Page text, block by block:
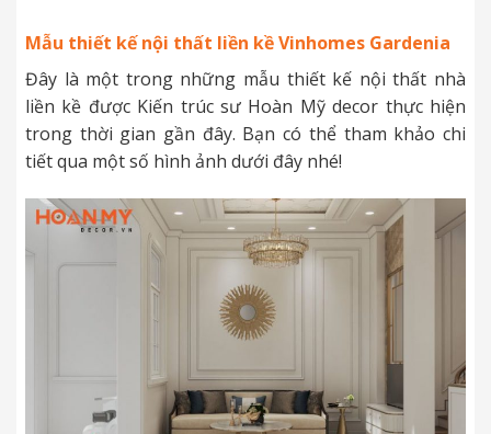
Mẫu thiết kế nội thất liền kềVinhomes Gardenia
Đây là một trong những mẫu thiết kế nội thất nhà
liền kề được Kiến trúc sư Hoàn Mỹ decor thực hiện
trong thời gian gần đây. Bạn có thể tham khảo chi
tiết qua một số hình ảnh dưới đây nhé!